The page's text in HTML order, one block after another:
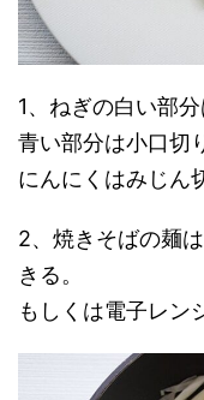
1、ねぎの白い部
青い部分は小口切
にんにくはみじん
2、焼きそばの麺
きる。
もしくは電子レン